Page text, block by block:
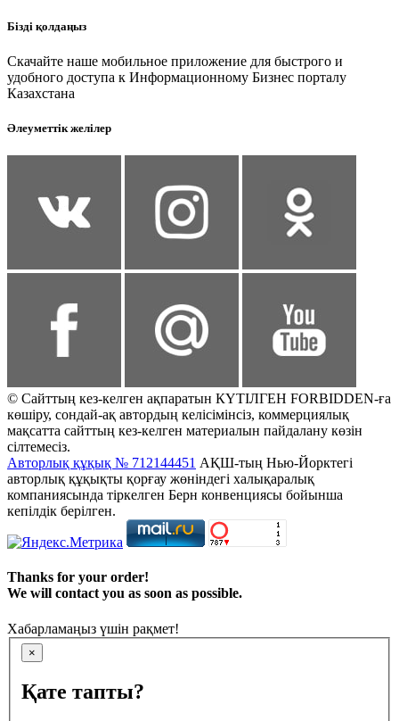
Бізді қолдаңыз
Скачайте наше мобильное приложение для быстрого и
удобного доступа к Информационному Бизнес порталу
Казахстана
Әлеуметтік желілер
© Сайттың кез-келген ақпаратын КҮТІЛГЕН FORBIDDEN-ға
көшіру, сондай-ақ автордың келісімінсіз, коммерциялық
мақсатта сайттың кез-келген материалын пайдалану көзін
сілтемесіз.
Авторлық құқық № 712144451 АҚШ-тың Нью-Йорктегі
авторлық құқықты қорғау жөніндегі халықаралық
компаниясында тіркелген Берн конвенциясы бойынша
кепілдік берілген.
Thanks for your order!
We will contact you as soon as possible.
Хабарламаңыз үшін рақмет!
×
Қате тапты?